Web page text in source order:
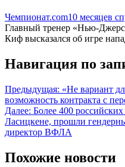
Чемпионат.com10 месяцев
Главный тренер «Нью-
Киф высказался об игре
Навигация по
Предыдущая: «Не вариант
возможность контракта с
Далее: Более 400
Ласицкене, прошли
директор ВФЛА
Похожие новости